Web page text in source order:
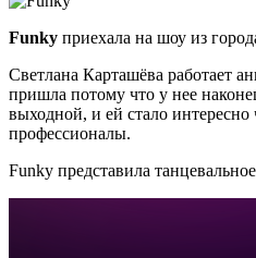
Funky приехала на шоу из
Светлана Карташёва работает
пришла потому что у нее
выходной, и ей стало интересно
профессионалы.
Funky представила